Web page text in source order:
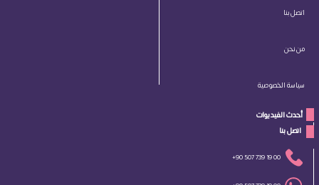
اتصل بنا
من نحن
سياسة الخصوصية
أحدث الفيديوات
اتصل بنا
+90 507 739 19 00